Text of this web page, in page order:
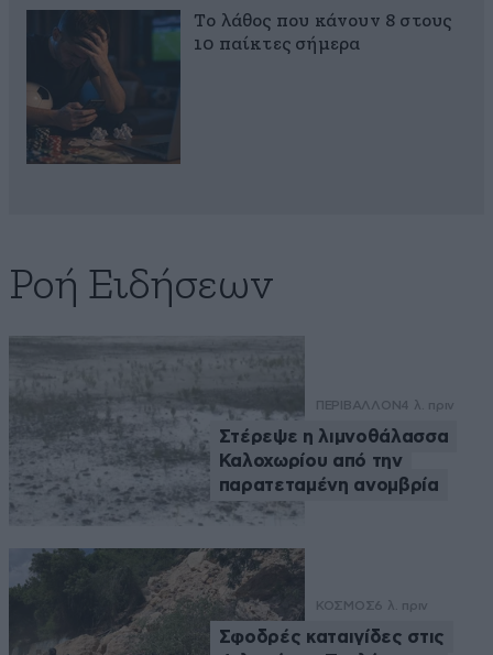
Το λάθος που κάνουν 8 στους
10 παίκτες σήμερα
Ροή Ειδήσεων
ΠΕΡΙΒΑΛΛΟΝ4 λ. πριν
Στέρεψε η λιμνοθάλασσα
Καλοχωρίου από την
παρατεταμένη ανομβρία
ΚΟΣΜΟΣ6 λ. πριν
Σφοδρές καταιγίδες στις